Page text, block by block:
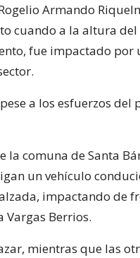
Armando
cuando a la altura
fue impactado por
a los esfuerzos del
comuna de Santa
un vehículo
impactando de
Vargas Berrios.
mientras que las